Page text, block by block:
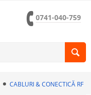
0741-040-759
CABLURI & CONECTICĂ RF